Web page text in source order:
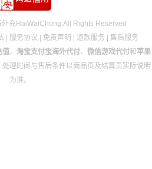
充HaiWaiChong.All Rights Reserved
| 服务协议 | 免责声明 | 退款服务 | 售后服务
值、 淘宝支付宝海外代付、 微信游戏代付和 苹果
理时间与售后条件以商品页及结算页实际说明
为准。